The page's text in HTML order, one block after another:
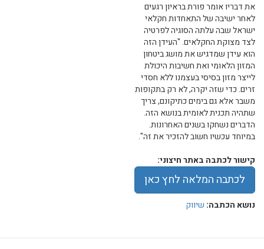
את דבריו אומר פורת בראיון רגעים
לאחר ישיבה של התאחדות חקלאי
ישראל שבה עלתה הסוגיה לפרטיה
לצד מצוקת החקלאים. "העידן הזה
הוא עידן שמדגיש את מושג ביטחון
המזון הלאומי ואת חשיבות היכולת
לייצר מזון בסיסי בעצמנו ללא חסדי
זרים. כדי שזה יקרה, לא רק בתקופות
משבר אלא גם בימים כתיקונם, צריך
שתהיה תכנית לאומית בנושא הזה.
הדברים נשחקו בשנים האחרונות.
במיוחד עכשיו חשוב להזכיר את זה".
קישור לכתבה באתר חיצוני:
לכתבה המלאה לחץ כאן
נושא הכתבה: שיווק